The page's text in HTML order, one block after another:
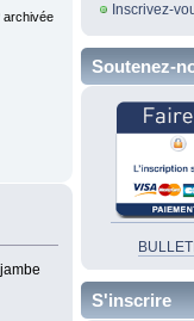
archivée
Inscrivez-
Soutenez-
S'inscrire